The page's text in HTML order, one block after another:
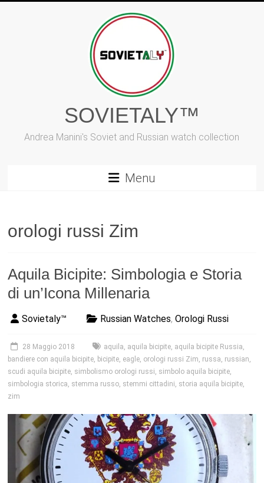
SOVIETALY™
Andrea Manini's Soviet and Russian watch collection
Menu
orologi russi Zim
Aquila Bicipite: Simbologia e Storia
di un’Icona Millenaria
Sovietaly™ Russian Watches,Orologi Russi
28 Maggio 2018 aquila, aquila bicipite, aquila bicipite Russia,
bandiere con aquila bicipite, bicipite, eagle, orologi russi Zim, russa, russian,
scudi aquila bicipite, simbolismo orologi russi, simbolo aquila bicipite,
simbologia storica, stemma russo, stemmi cittadini, storia aquila bicipite,
zim